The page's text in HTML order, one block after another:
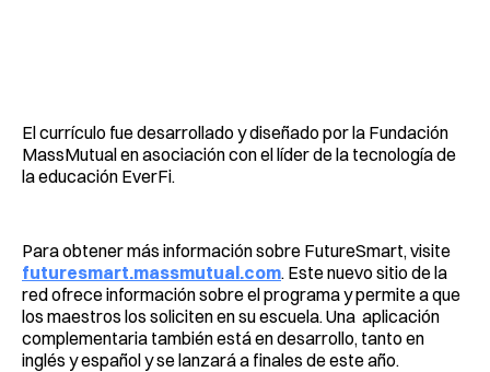
El currículo fue desarrollado y diseñado por la Fundación
MassMutual en asociación con el líder de la tecnología de
la educación EverFi.
Para obtener más información sobre FutureSmart, visite
futuresmart.massmutual.com. Este nuevo sitio de la
red ofrece información sobre el programa y permite a que
los maestros los soliciten en su escuela. Una aplicación
complementaria también está en desarrollo, tanto en
inglés y español y se lanzará a finales de este año.